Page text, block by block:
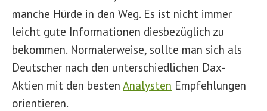
manche Hürde in den Weg. Es ist nicht immer
leicht gute Informationen diesbezüglich zu
bekommen. Normalerweise, sollte man sich als
Deutscher nach den unterschiedlichen Dax-
Aktien mit den besten Analysten Empfehlungen
orientieren.